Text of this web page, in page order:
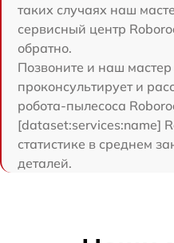
таких случаях наш
сервисный центр
обратно.
Позвоните и наш
проконсультирует и
робота-пылесоса
[dataset:services:name]
статистике в среднем
деталей.